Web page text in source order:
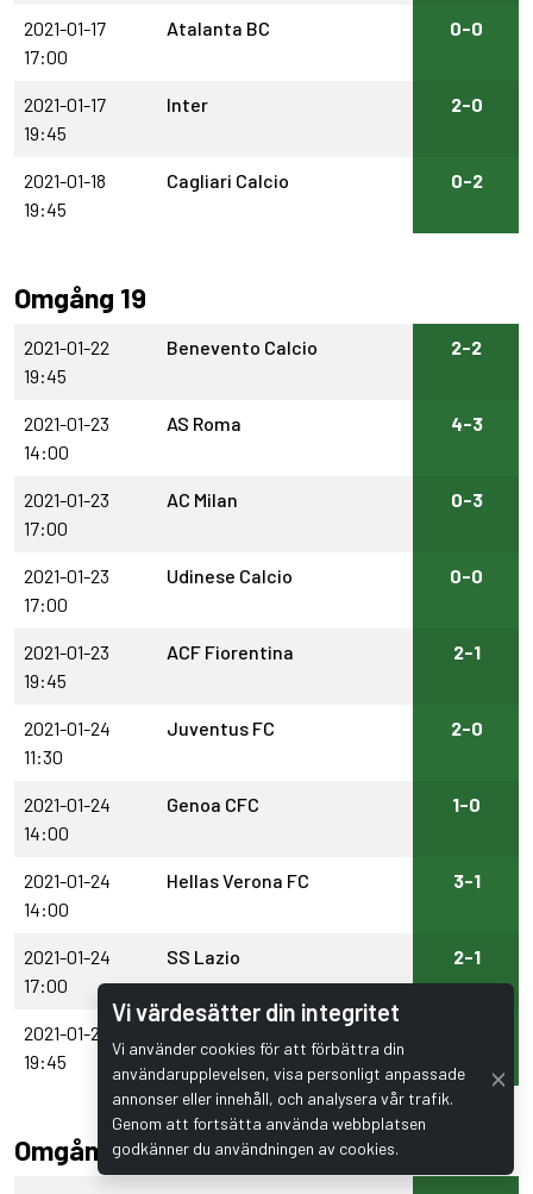
Vi värdesätter din integritet
Vi använder cookies för att förbättra din
användarupplevelsen, visa personligt anpassade
annonser eller innehåll, och analysera vår trafik.
Genom att fortsätta använda webbplatsen
godkänner du användningen av cookies.
2021-01-17
17:00
Atalanta BC 0-0
2021-01-17
19:45
Inter 2-0
2021-01-18
19:45
Cagliari Calcio 0-2
Omgång 19
2021-01-22
19:45
Benevento Calcio 2-2
2021-01-23
14:00
AS Roma 4-3
2021-01-23
17:00
AC Milan 0-3
2021-01-23
17:00
Udinese Calcio 0-0
2021-01-23
19:45
ACF Fiorentina 2-1
2021-01-24
11:30
Juventus FC 2-0
2021-01-24
14:00
Genoa CFC 1-0
2021-01-24
14:00
Hellas Verona FC 3-1
2021-01-24
17:00
SS Lazio 2-1
2021-01-24
19:45
Omgång 20